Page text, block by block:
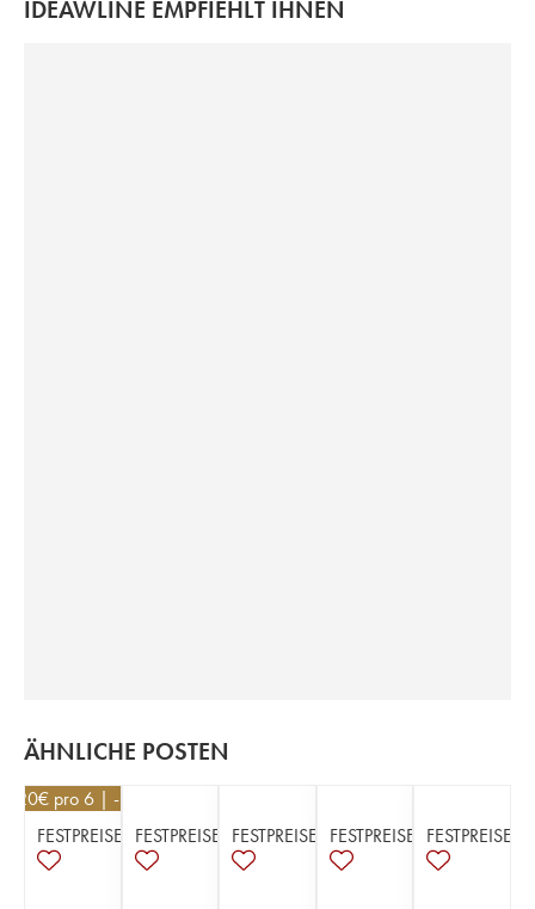
IDEAWLINE EMPFIEHLT IHNEN
ÄHNLICHE POSTEN
€ pro 6 | -10%
FESTPREISE
FESTPREISE FESTPREISE FESTPREISE FESTPREISE